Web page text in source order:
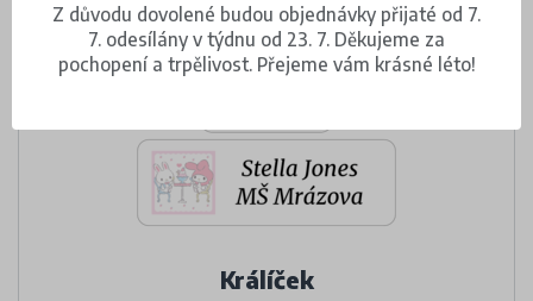
Králíček
Z důvodu dovolené budou objednávky přijaté od 7.
7. odesílány v týdnu od 23. 7. Děkujeme za
pochopení a trpělivost. Přejeme vám krásné léto!